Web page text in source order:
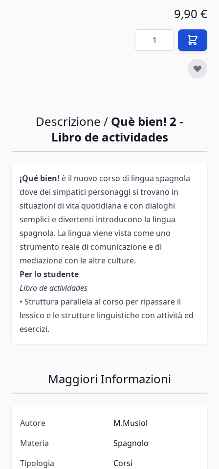
9,90 €
Quantità
Descrizione / Què bien! 2 -
Libro de actividades
¡Qué bien! è il nuovo corso di lingua spagnola
dove dei simpatici personaggi si trovano in
situazioni di vita quotidiana e con dialoghi
semplici e divertenti introducono la lingua
spagnola. La lingua viene vista come uno
strumento reale di comunicazione e di
mediazione con le altre culture.
Per lo studente
Libro de actividades
• Struttura parallela al corso per ripassare il
lessico e le strutture linguistiche con attività ed
esercizi.
Maggiori Informazioni
Autore
M.Musiol
Materia
Spagnolo
Tipologia
Corsi